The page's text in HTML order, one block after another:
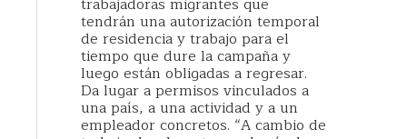
tendrán una autorización temporal
de residencia y trabajo para el
tiempo que dure la campaña y
luego están obligadas a regresar.
Da lugar a permisos vinculados a
una país, a una actividad y a un
empleador concretos. “A cambio de